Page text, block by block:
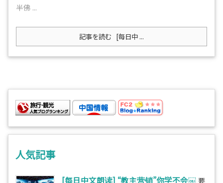
半佛 ...
記事を読む [每日中 ...
人気記事
[每日中文朗读] “教主营销”你学不会￼ 要